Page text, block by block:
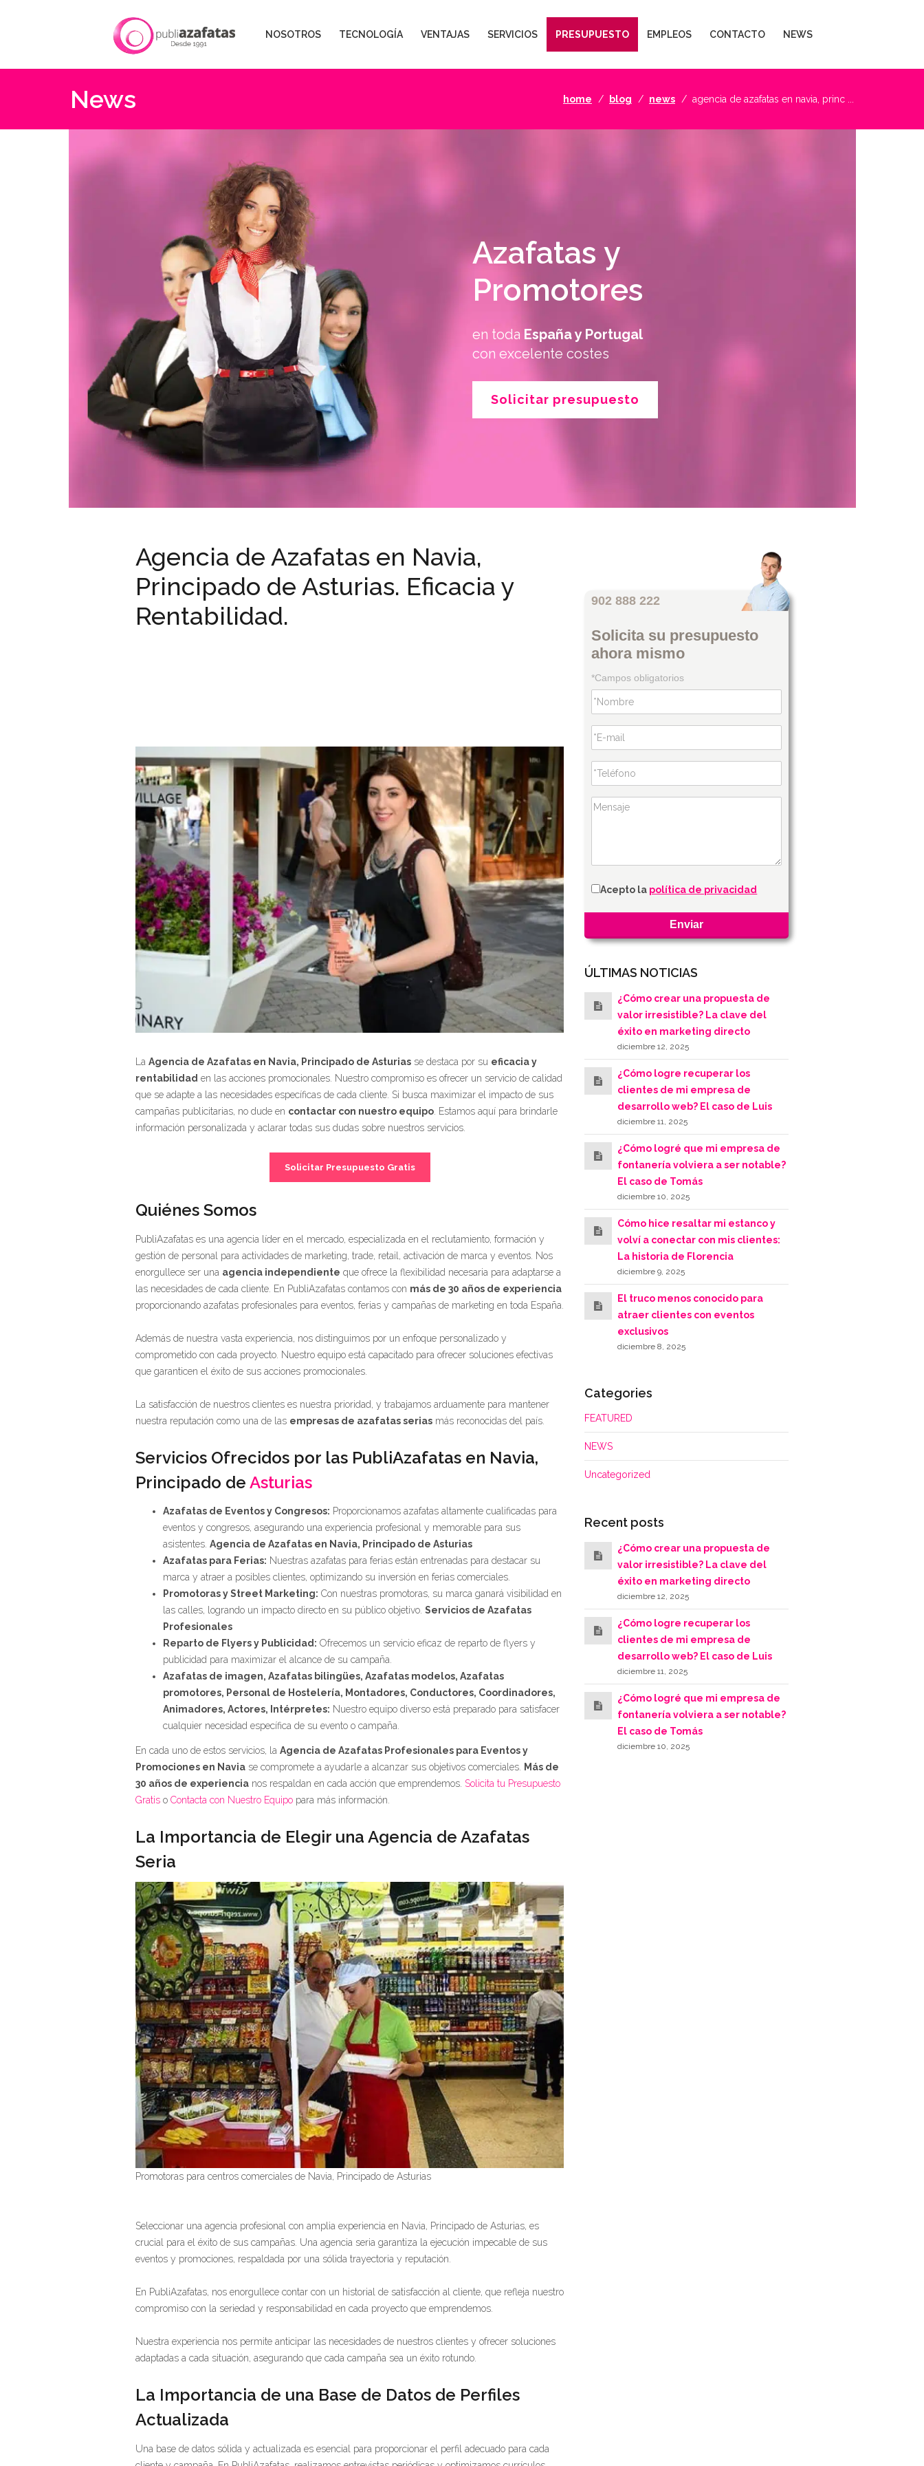
NOSOTROS TECNOLOGÍA VENTAJAS SERVICIOS PRESUPUESTO EMPLEOS CONTACTO NEWS
News home blog news agencia de azafatas en navia, princ ...
Azafatas y
Promotores
en toda España y Portugal
con excelente costes
Solicitar presupuesto
Agencia de Azafatas en Navia,
Principado de Asturias. Eficacia y
Rentabilidad.
La Agencia de Azafatas en Navia, Principado de Asturias se destaca por su eficacia y
rentabilidad en las acciones promocionales. Nuestro compromiso es ofrecer un servicio de calidad
que se adapte a las necesidades específicas de cada cliente. Si busca maximizar el impacto de sus
campañas publicitarias, no dude en contactar con nuestro equipo . Estamos aquí para brindarle
información personalizada y aclarar todas sus dudas sobre nuestros servicios.
Solicitar Presupuesto Gratis
Quiénes Somos
PubliAzafatas es una agencia líder en el mercado, especializada en el reclutamiento, formación y
gestión de personal para actividades de marketing, trade, retail, activación de marca y eventos. Nos
enorgullece ser una agencia independiente que ofrece la flexibilidad necesaria para adaptarse a
las necesidades de cada cliente. En PubliAzafatas contamos con más de 30 años de experiencia
proporcionando azafatas profesionales para eventos, ferias y campañas de marketing en toda España.
Además de nuestra vasta experiencia, nos distinguimos por un enfoque personalizado y
comprometido con cada proyecto. Nuestro equipo está capacitado para ofrecer soluciones efectivas
que garanticen el éxito de sus acciones promocionales.
La satisfacción de nuestros clientes es nuestra prioridad, y trabajamos arduamente para mantener
nuestra reputación como una de las empresas de azafatas serias más reconocidas del país.
Servicios Ofrecidos por las PubliAzafatas en Navia,
Principado de Asturias
Azafatas de Eventos y Congresos: Proporcionamos azafatas altamente cualificadas para
eventos y congresos, asegurando una experiencia profesional y memorable para sus
asistentes. Agencia de Azafatas en Navia, Principado de Asturias
Azafatas para Ferias: Nuestras azafatas para ferias están entrenadas para destacar su
marca y atraer a posibles clientes, optimizando su inversión en ferias comerciales.
Promotoras y Street Marketing: Con nuestras promotoras, su marca ganará visibilidad en
las calles, logrando un impacto directo en su público objetivo. Servicios de Azafatas
Profesionales
Reparto de Flyers y Publicidad: Ofrecemos un servicio eficaz de reparto de flyers y
publicidad para maximizar el alcance de su campaña.
Azafatas de imagen, Azafatas bilingües, Azafatas modelos, Azafatas
promotores, Personal de Hostelería, Montadores, Conductores, Coordinadores,
Animadores, Actores, Intérpretes: Nuestro equipo diverso está preparado para satisfacer
cualquier necesidad específica de su evento o campaña.
En cada uno de estos servicios, la Agencia de Azafatas Profesionales para Eventos y
Promociones en Navia se compromete a ayudarle a alcanzar sus objetivos comerciales.
Más de
30 años de experiencia nos respaldan en cada acción que emprendemos. Solicita tu Presupuesto
Gratis o Contacta con Nuestro Equipo para más información.
La Importancia de Elegir una Agencia de Azafatas
Seria
Promotoras para centros comerciales de Navia, Principado de Asturias
Seleccionar una agencia profesional con amplia experiencia en Navia, Principado de Asturias, es
crucial para el éxito de sus campañas. Una agencia seria garantiza la ejecución impecable de sus
eventos y promociones, respaldada por una sólida trayectoria y reputación.
En PubliAzafatas, nos enorgullece contar con un historial de satisfacción al cliente, que refleja nuestro
compromiso con la seriedad y responsabilidad en cada proyecto que emprendemos.
Nuestra experiencia nos permite anticipar las necesidades de nuestros clientes y ofrecer soluciones
adaptadas a cada situación, asegurando que cada campaña sea un éxito rotundo.
La Importancia de una Base de Datos de Perfiles
Actualizada
Una base de datos sólida y actualizada es esencial para proporcionar el perfil adecuado para cada
902 888 222
Solicita su presupuesto
ahora mismo
*Campos obligatorios
Acepto la política de privacidad
ÚLTIMAS NOTICIAS
¿Cómo crear una propuesta de
valor irresistible? La clave del
éxito en marketing directo
diciembre 12, 2025
¿Cómo logre recuperar los
clientes de mi empresa de
desarrollo web? El caso de Luis
diciembre 11, 2025
¿Cómo logré que mi empresa de
fontanería volviera a ser notable?
El caso de Tomás
diciembre 10, 2025
Cómo hice resaltar mi estanco y
volví a conectar con mis clientes:
La historia de Florencia
diciembre 9, 2025
El truco menos conocido para
atraer clientes con eventos
exclusivos
diciembre 8, 2025
Categories
FEATURED
NEWS
Uncategorized
Recent posts
¿Cómo crear una propuesta de
valor irresistible? La clave del
éxito en marketing directo
diciembre 12, 2025
¿Cómo logre recuperar los
clientes de mi empresa de
desarrollo web? El caso de Luis
diciembre 11, 2025
¿Cómo logré que mi empresa de
fontanería volviera a ser notable?
El caso de Tomás
diciembre 10, 2025